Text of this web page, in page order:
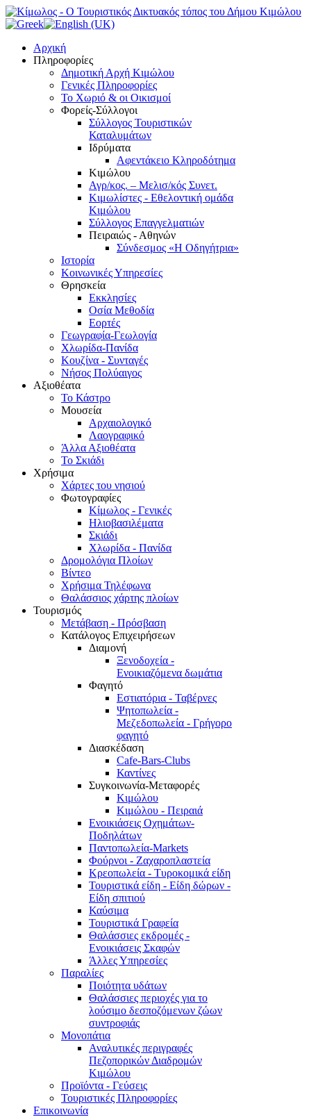
Αρχική
Πληροφορίες
Δημοτική Αρχή Κιμώλου
Γενικές Πληροφορίες
Το Xωριό & οι Οικισμοί
Φορείς-Σύλλογοι
Σύλλογος Τουριστικών
Καταλυμάτων
Ιδρύματα
Αφεντάκειο Κληροδότημα
Κιμώλου
Αγρ/κος. – Μελισ/κός Συνετ.
Κιμωλίστες - Εθελοντική ομάδα
Κιμώλου
Σύλλογος Επαγγελματιών
Πειραιώς - Αθηνών
Σύνδεσμος «Η Οδηγήτρια»
Ιστορία
Κοινωνικές Υπηρεσίες
Θρησκεία
Εκκλησίες
Οσία Μεθοδία
Εορτές
Γεωγραφία-Γεωλογία
Χλωρίδα-Πανίδα
Κουζίνα - Συνταγές
Νήσος Πολύαιγος
Αξιοθέατα
Το Κάστρο
Μουσεία
Αρχαιολογικό
Λαογραφικό
Άλλα Αξιοθέατα
Το Σκιάδι
Χρήσιμα
Χάρτες του νησιού
Φωτογραφίες
Κίμωλος - Γενικές
Ηλιοβασιλέματα
Σκιάδι
Χλωρίδα - Πανίδα
Δρομολόγια Πλοίων
Βίντεο
Χρήσιμα Τηλέφωνα
Θαλάσσιος χάρτης πλοίων
Τουρισμός
Μετάβαση - Πρόσβαση
Κατάλογος Επιχειρήσεων
Διαμονή
Ξενοδοχεία -
Ενοικιαζόμενα δωμάτια
Φαγητό
Εστιατόρια - Ταβέρνες
Ψητοπωλεία -
Μεζεδοπωλεία - Γρήγορο
φαγητό
Διασκέδαση
Cafe-Bars-Clubs
Καντίνες
Συγκοινωνία-Μεταφορές
Κιμώλου
Κιμώλου - Πειραιά
Ενοικιάσεις Οχημάτων-
Ποδηλάτων
Παντοπωλεία-Markets
Φούρνοι - Ζαχαροπλαστεία
Κρεοπωλεία - Τυροκομικά είδη
Τουριστικά είδη - Είδη δώρων -
Είδη σπιτιού
Καύσιμα
Τουριστικά Γραφεία
Θαλάσσιες εκδρομές -
Ενοικιάσεις Σκαφών
Άλλες Υπηρεσίες
Παραλίες
Ποιότητα υδάτων
Θαλάσσιες περιοχές για το
λούσιμο δεσποζόμενων ζώων
συντροφιάς
Μονοπάτια
Αναλυτικές περιγραφές
Πεζοπορικών Διαδρομών
Κιμώλου
Προϊόντα - Γεύσεις
Τουριστικές Πληροφορίες
Επικοινωνία